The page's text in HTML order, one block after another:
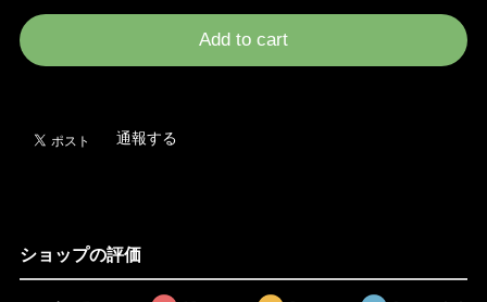
Add to cart
通報する
ショップの評価